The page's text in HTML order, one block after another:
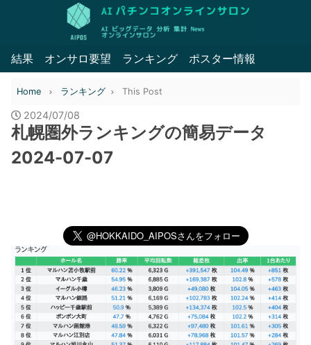
結果 オンサロ要望 ランキング ポスター情報
Home ランキング This Post
2024/07/08
札幌圏外ランキングの簡易データ
2024-07-07